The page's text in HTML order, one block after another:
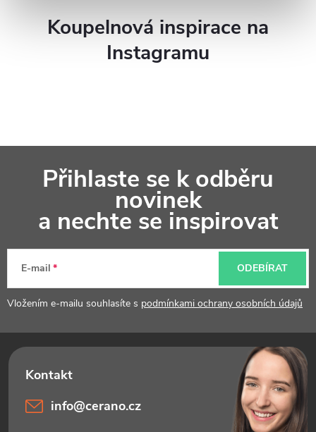
Koupelnová inspirace na
Instagramu
a
Přihlaste se k odběru
novinek
a nechte se inspirovat
E-mail
Vložením e-mailu souhlasíte s podmínkami ochrany osobních údajů
ODEBÍRAT
info@cerano.cz